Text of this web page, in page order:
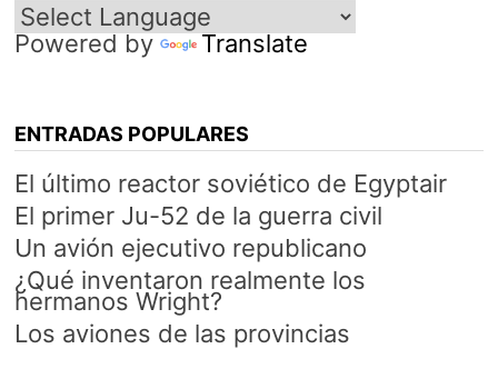
Powered by Translate
ENTRADAS POPULARES
El último reactor soviético de Egyptair
El primer Ju-52 de la guerra civil
Un avión ejecutivo republicano
¿Qué inventaron realmente los
hermanos Wright?
Los aviones de las provincias